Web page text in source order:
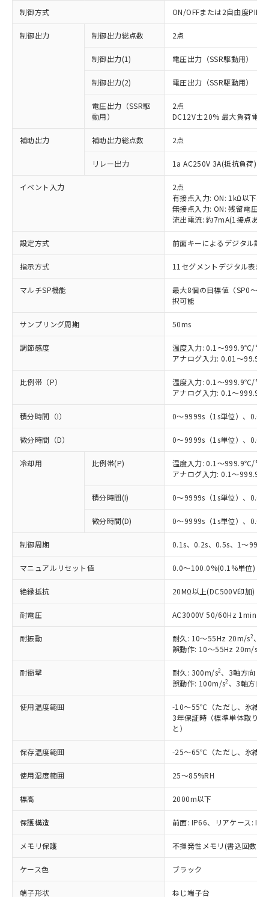
制御方式 ON/OFFまたは2自由度PID
制御出力 制御出力総点数 2点
制御出力(1) 電圧出力（SSR駆動用）
制御出力(2) 電圧出力（SSR駆動用）
電圧出力（SSR駆
動用）
2点
DC12V±20% 最大負荷電流
補助出力 補助出力総点数 2点
リレー出力 1a AC250V 3A(抵抗負荷)
イベント入力
2点
有接点入力: ON: 1kΩ以下、
無接点入力: ON: 残留電圧
流出電流: 約7mA(1接点あた
設定方式 前面キーによるデジタル設定
指示方式 11セグメントデジタル表示
マルチSP機能
最大8個の目標値（SP0～
択可能
サンプリング周期 50ms
調節感度
温度入力: 0.1～999.9℃/°F
アナログ入力: 0.01～
比例帯（P）
温度入力: 0.1～999.9℃/°F
アナログ入力: 0.1～
積分時間（I） 0～9999s（1s単位）、0.0
微分時間（D） 0～9999s（1s単位）、0.0
冷却用 比例帯(P)
温度入力: 0.1～999.9℃/°F
アナログ入力: 0.1～
積分時間(I) 0～9999s（1s単位）、0.0
微分時間(D) 0～9999s（1s単位）、0.0
制御周期 0.1s、0.2s、0.5s、1～99s
マニュアルリセット値 0.0～100.0%(0.1%単位)
絶縁抵抗 20MΩ以上(DC500V印加)
耐電圧 AC3000V 50/60Hz 1min (
耐振動 耐久: 10～55Hz 20m/s2、3
誤動作: 10～55Hz 20m/s
耐衝撃 耐久: 300m/s2、3軸方向 各
誤動作: 100m/s2 、3軸方向
使用温度範囲
-10～55℃（ただし、氷結、
3年保証時（標準単体取り
と）
保存温度範囲 -25～65℃（ただし、氷結、
使用湿度範囲 25～85%RH
標高 2000m以下
保護構造 前面: IP66、リアケース:
メモリ保護 不揮発性メモリ(書込回数:
ケース色 ブラック
端子形状 ねじ端子台
以下の条件をお読みいただき、同意のうえ
本サービスは、当社制御機器事業取扱
商品の当社在庫状況および標準価格
(税抜)を提供させていただくもので
本サービスの対象外となる商品もある
在庫状況および標準価格照会結果は、
記載している更新日時点での社内デー
タに基づき作成されるものであり、閲
覧された時点での実際の在庫および標
準価格とは異なる場合があることをご
※1 対応状況
対応済み：EU RoHS指令（10物質）の
非含有に対応した製品が提供可能な商品で
対応予定：EU RoHS指令（10物質）の非含
有に対応した製品に切り替える予定のある
対応予定なし：EU RoHS指令（10物質）の
非含有に非対応の商品で、対応品を出す予
調査・確認中：EU RoHS指令（10物質）の
非含有の対応状況を調査中または確認中の
非該当品：ライセンス料など無形物で、有
害物質有無と関係のない商品です。
仕入先様の事情により、非含有部品として
いたものが、含有品と判明した場合などや
むを得ず変更することがあります。
*EU RoHS指令（10物質）：
鉛(Pb) 1000ppm以下、 水銀(Hg) 1000ppm以下、 カド
六価クロム(Cr(Ⅵ)) 1000ppm以下、ポリ臭化ビフェニル
(PBDE) 1000ppm以下、フタル酸ビス(2-エチルヘキシ
※1 中国RoHS○×表
「○」：最大均質材料含有率が中国RoHSの
基準値以下であることを示します。
「×」：最大均質材料含有率が中国RoHSの
基準値を超えていることを示します。
「－」：未確認です。当社販売部門へお問
*中国RoHS10物質の基準値 (GB/T26572)：
Pb(鉛) :1000ppm、 Hg(水銀) : 1000ppm、 Cd(カドミウ
当社は、これら貴社製品のうち、外国
為替および外国貿易法に定める商品
または国外への提供する場合は、日本
国政府の輸出許可(または役務取引許
可)を取得するなどの必要な手続きを